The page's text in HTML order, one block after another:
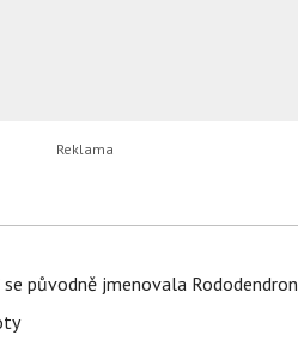
původně jmenovala Rododendron